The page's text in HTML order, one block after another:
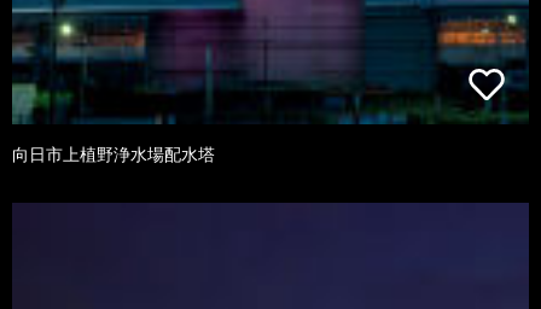
向日市上植野浄水場配水塔